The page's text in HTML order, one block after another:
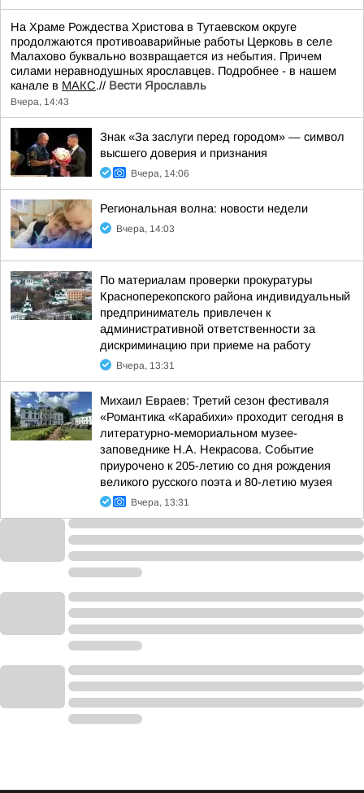
На Храме Рождества Христова в Тутаевском округе
продолжаются противоаварийные работы Церковь в селе
Малахово буквально возвращается из небытия. Причем
силами неравнодушных ярославцев. Подробнее - в нашем
канале в МАКС.// Вести Ярославль
Вчера, 14:43
Знак «За заслуги перед городом» — символ
высшего доверия и признания
Вчера, 14:06
Региональная волна: новости недели
Вчера, 14:03
По материалам проверки прокуратуры
Красноперекопского района индивидуальный
предприниматель привлечен к
административной ответственности за
дискриминацию при приеме на работу
Вчера, 13:31
Михаил Евраев: Третий сезон фестиваля
«Романтика «Карабихи» проходит сегодня в
литературно-мемориальном музее-
заповеднике Н.А. Некрасова. Событие
приурочено к 205-летию со дня рождения
великого русского поэта и 80-летию музея
Вчера, 13:31